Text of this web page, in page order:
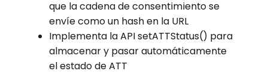
que la cadena de consentimiento se
envíe como un hash en la URL
Implementa la API setATTStatus() para
almacenar y pasar automáticamente
el estado de ATT